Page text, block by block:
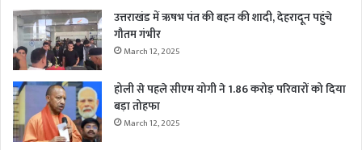
उत्तराखंड में ऋषभ पंत की बहन की शादी, देहरादून पहुंचे
गौतम गंभीर
March 12, 2025
होली से पहले सीएम योगी ने 1.86 करोड़ परिवारों को दिया
बड़ा तोहफा
March 12, 2025